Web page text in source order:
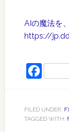
AIの魔法を
https://
FILED UNDER:
TAGGED WITH: